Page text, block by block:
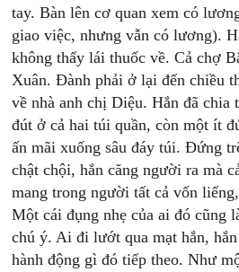
tay. Bàn lên cơ quan xem có
giao việc, nhưng vẫn có lương).
không thấy lái thuốc về. Cả chợ
Xuân. Đành phải ở lại đến chiều
về nhà anh chị Diệu. Hắn đã chia
đút ở cả hai túi quần, còn một ít
ấn mãi xuống sâu đáy túi. Đứng
chật chội, hắn căng người ra mà
mang trong người tất cả vốn
Một cái đụng nhẹ của ai đó cũng
chú ý. Ai đi lướt qua mạt hắn,
hành động gì đó tiếp theo. Như